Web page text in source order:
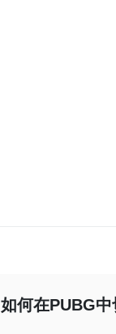
如何在PUBG